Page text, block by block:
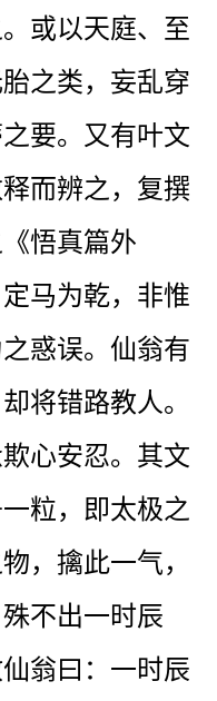
或以天庭、至
之类，妄乱穿
要。又有叶文
而辨之，复撰
悟真篇外
马为乾，非惟
惑误。仙翁有
将错路教人。
心安忍。其文
粒，即太极之
，擒此一气，
不出一时辰
翁曰：一时辰